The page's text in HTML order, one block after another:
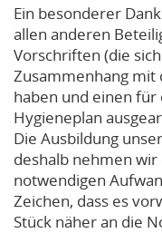
Ein besonderer
allen anderen
Vorschriften (die
Zusammenhang mit
haben und einen für
Hygieneplan
Die Ausbildung
deshalb nehmen
notwendigen
Zeichen, dass es
Stück näher an die